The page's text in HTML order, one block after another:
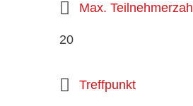
Max. Teilnehmerzahl
20
Treffpunkt